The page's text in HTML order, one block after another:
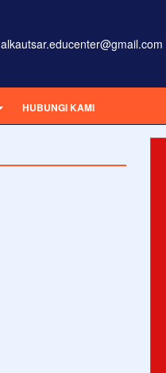
alkautsar.educenter@gmail.com
HUBUNGI KAMI